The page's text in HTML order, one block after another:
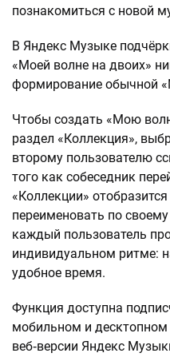
познакомиться с новой
В Яндекс Музыке
«Моей волне на двоих»
формирование обычной
Чтобы создать «Мою
раздел «Коллекция»,
второму пользователю
того как собеседник
«Коллекции»
переименовать по
каждый пользователь
индивидуальном ритме:
удобное время.
Функция доступна
мобильном и
веб‑версии Яндекс